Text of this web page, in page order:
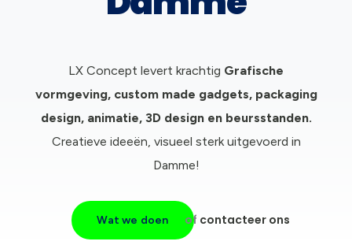
LX Concept levert krachtig Grafische
vormgeving, custom made gadgets, packaging
design, animatie, 3D design en beursstanden.
Creatieve ideeën, visueel sterk uitgevoerd in
Damme!
Wat we doen of contacteer ons